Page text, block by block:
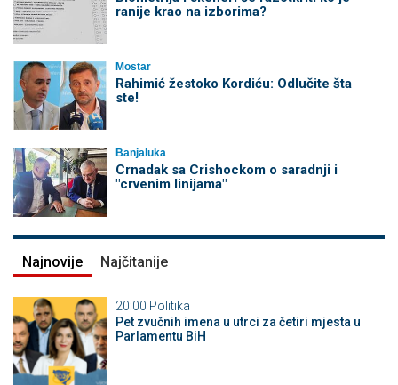
ranije krao na izborima?
Mostar
Rahimić žestoko Kordiću: Odlučite šta
ste!
Banjaluka
Crnadak sa Crishockom o saradnji i
"crvenim linijama"
Najnovije Najčitanije
20:00 Politika
Pet zvučnih imena u utrci za četiri mjesta u
Parlamentu BiH